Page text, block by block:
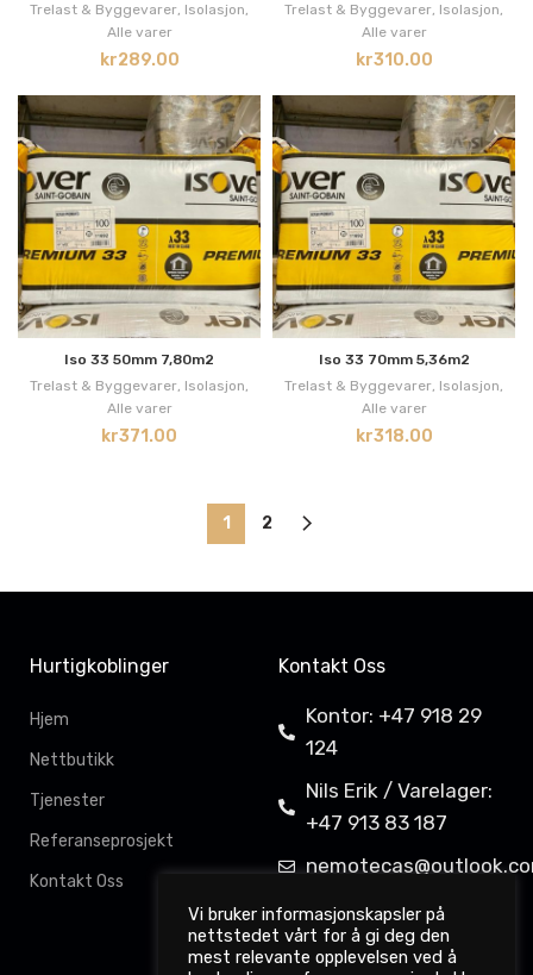
Trelast & Byggevarer, Isolasjon,
Alle varer
kr289.00
Trelast & Byggevarer, Isolasjon,
Alle varer
kr310.00
Iso 33 50mm 7,80m2
Trelast & Byggevarer, Isolasjon,
Alle varer
kr371.00
Iso 33 70mm 5,36m2
Trelast & Byggevarer, Isolasjon,
Alle varer
kr318.00
1 2
Hurtigkoblinger
Hjem
Nettbutikk
Tjenester
Referanseprosjekt
Kontakt Oss
Kontakt Oss
Kontor: +47 918 29
124
Nils Erik / Varelager:
+47 913 83 187
Davit Gahkkorluodda
11,
Vi bruker informasjonskapsler på
nettstedet vårt for å gi deg den
mest relevante opplevelsen ved å